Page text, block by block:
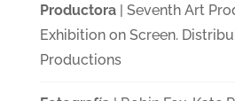
Productora| Seventh Art
Exhibition on Screen.
Productions